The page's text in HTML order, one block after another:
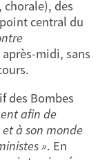
des
central du
midi, sans
des Bombes
afin de
à son monde
». En